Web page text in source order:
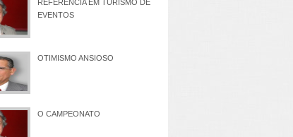
REFERÊNCIA EM TURISMO DE
EVENTOS
OTIMISMO ANSIOSO
O CAMPEONATO